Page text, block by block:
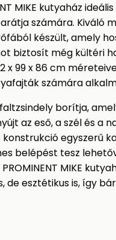
MIKE kutyaház
számára. Kiváló
készült, amely
biztosít még kültéri
x 99 x 86 cm
számára
borítja,
az eső, a szél és a
konstrukció egyszerű
belépést tesz
MIKE
de esztétikus is, így